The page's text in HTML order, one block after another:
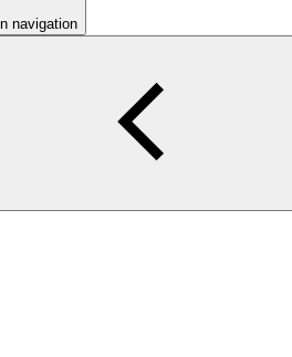
navigation